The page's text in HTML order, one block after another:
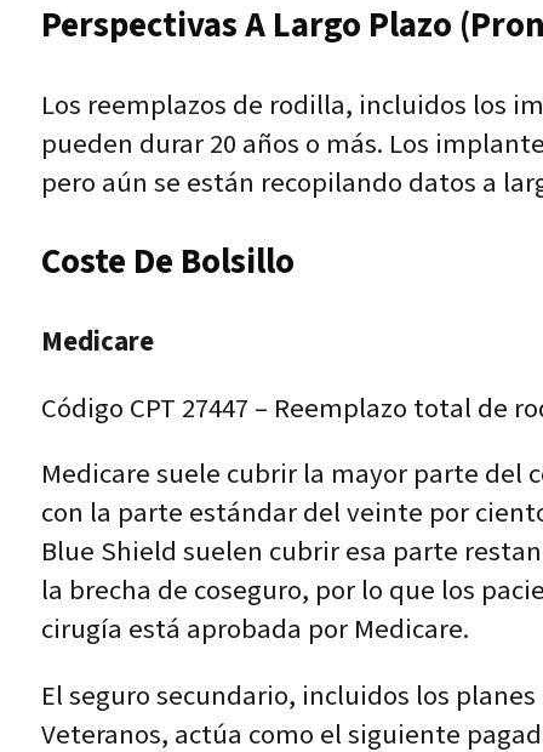
Perspectivas A Largo Plazo
Los reemplazos de rodilla, incluidos los
pueden durar 20 años o más. Los
pero aún se están recopilando datos a
Coste De Bolsillo
Medicare
Código CPT 27447 – Reemplazo total de
Medicare suele cubrir la mayor parte del
con la parte estándar del veinte por
Blue Shield suelen cubrir esa parte
la brecha de coseguro, por lo que los
cirugía está aprobada por Medicare.
El seguro secundario, incluidos los
Veteranos, actúa como el siguiente